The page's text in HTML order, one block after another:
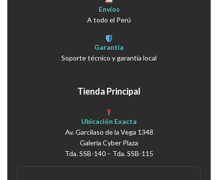
Envíos
A todo el Perú
Garantía
Soporte técnico y garantía local
Tienda Principal
Ubicación Exacta
Av. Garcilaso de la Vega 1348
Galería Cyber Plaza
Tda. SSB-140 – Tda. SSB-115